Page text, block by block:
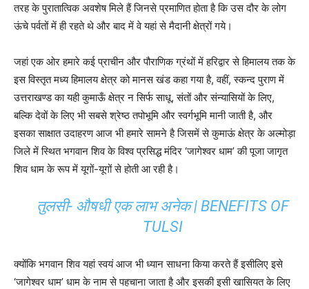
तरह के पुरातात्विक अवशेष मिले हैं जिनसे प्रमाणित होता है कि उस दौर के लोग
ऊंचे पर्वतों में ही रहते थे और बाद में वे यहां से मैदानी क्षेत्रों गये।
जहां एक ओर हमारे कई प्राचीन और पौराणिक ग्रंथों में हरिद्वार से हिमालय तक के
इस विस्तृत मध्य हिमालय क्षेत्र को मानस खंड कहा गया है, वहीं, स्कन्द पुराण में
उत्तराखण्ड का यही कुमाऊँ क्षेत्र न सिर्फ साधू, संतों और संन्यासियों के लिए,
बल्कि देवों के लिए भी सबसे श्रेष्ठ तपोभूमि और स्वर्गभूमि मानी जाती है, और
इसका साक्षात उदाहरण आज भी हमारे सामने है जिसमें से कुमाऊं क्षेत्र के अल्मोड़ा
जिले में स्थित भगवान शिव के विश्व प्रसिद्ध मंदिर ‘जागेश्वर धाम’ की पूजा जागृत
शिव धाम के रूप में यूगों-यूगों से होती आ रही है।
तुलसी- औषधी एक लाभ अनेक | BENEFITS OF
TULSI
क्योंकि भगवान शिव यहां स्वयं आज भी ध्यान साधना किया करते हैं इसीलिए इसे
‘जागेश्वर धाम’ धाम के नाम से पहचाना जाता है और इसकी इसी खासियत के लिए